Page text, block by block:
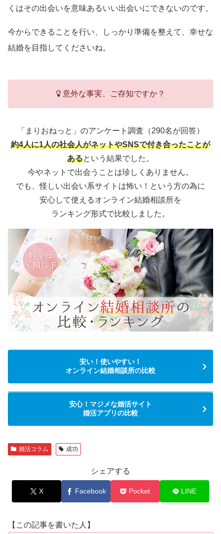
くはその出会いを意味あるいい出会いにできないのです。
今からできることを行い、しっかり準備を整えて、幸せな
結婚を目指してくださいね。
意外な事実、ご存知ですか？
「まりおねっと」のアンケート調査（290名が回答）
約4人に1人の社会人がネットやSNSで付き合ったことが
あるという結果でした。
今やネットで出会うことは珍しくありません。
でも、怪しい出会い系サイトは怖い！という方の為に
安心して使えるオンライン結婚相談所を
ランキング形式で比較しました。
安い！使いやすい！
オンライン結婚相談所の比較
安心！マジメな婚活サイト
婚活アプリの比較
婚活コラム 成功
シェアする
X Facebook Pocket LINE
【この記事を書いた人】